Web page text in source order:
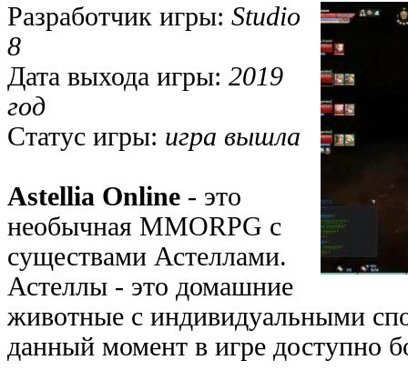
Разработчик игры: Studio
8
Дата выхода игры: 2019
год
Статус игры: игра вышла
Astellia Online - это
необычная MMORPG с
существами Астеллами.
Астеллы - это домашние
животные с индивидуальными
данный момент в игре доступно